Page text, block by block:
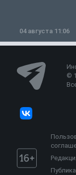
04 августа 11:06
©